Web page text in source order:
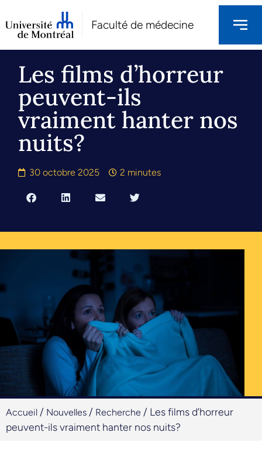
Faculté de médecine
Les films d’horreur
peuvent-ils
vraiment hanter nos
nuits?
30 octobre 2025 2 minutes
Accueil / Nouvelles / Recherche / Les films d’horreur
peuvent-ils vraiment hanter nos nuits?